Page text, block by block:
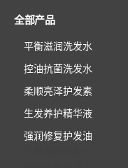
全部产品
平衡滋润洗发水
控油抗菌洗发水
柔顺亮泽护发素
生发养护精华液
强润修复护发油